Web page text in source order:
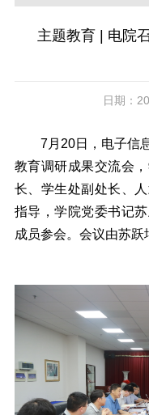
主题教育 | 电院
日期：
7月20日，电子信
教育调研成果交流会
长、学生处副处长、
指导，学院党委书记
成员参会。会议由苏跃